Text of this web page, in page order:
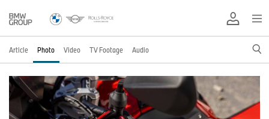
Article Photo Video TV Footage Audio